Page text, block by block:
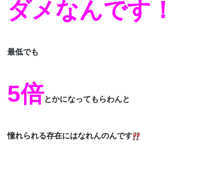
ダメなんです！
最低でも
5倍とかになってもらわんと
憧れられる存在にはなれんのんです